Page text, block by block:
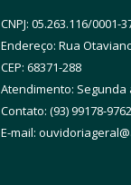
CNPJ: 05.263.116/0001-
Endereço: Rua
CEP: 68371-288
Atendimento: Segunda
Contato: (93) 99178-9762
E-mail: